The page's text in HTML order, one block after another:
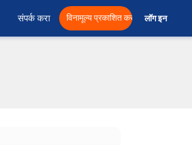
संपर्क करा विनामूल्य प्रकाशित करा लॉग इन